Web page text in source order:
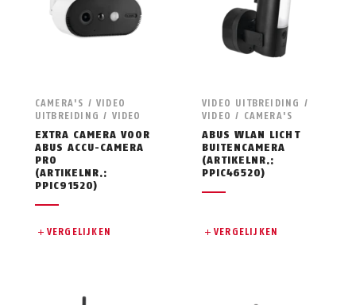
CAMERA'S / VIDEO
UITBREIDING / VIDEO
EXTRA CAMERA VOOR
ABUS ACCU-CAMERA
PRO
(ARTIKELNR.:
PPIC91520)
VERGELIJKEN
VIDEO UITBREIDING /
VIDEO / CAMERA'S
ABUS WLAN LICHT
BUITENCAMERA
(ARTIKELNR.:
PPIC46520)
VERGELIJKEN